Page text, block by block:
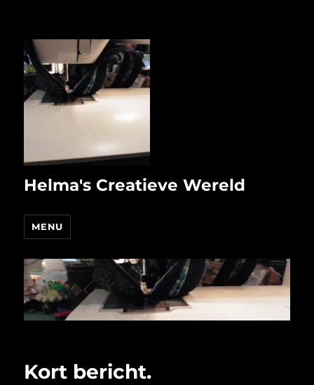
Helma's Creatieve Wereld
MENU
Kort bericht.